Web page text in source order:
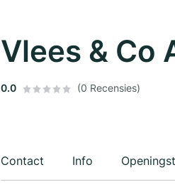
Vlees & Co
0.0 (0 Recensies)
Contact Info